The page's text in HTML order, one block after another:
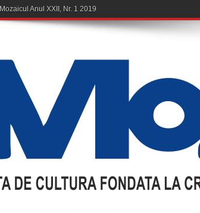
Mozaicul Anul XXII, Nr. 1 2019